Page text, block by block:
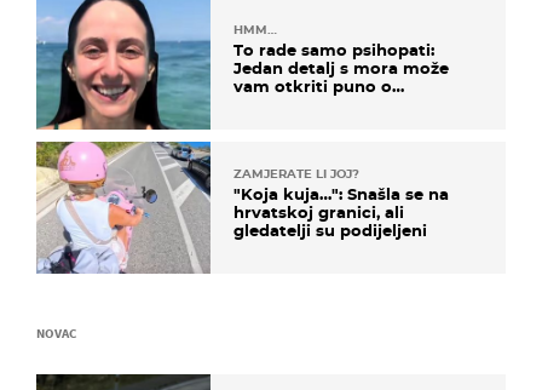
HMM…
To rade samo psihopati:
Jedan detalj s mora može
vam otkriti puno o
ZAMJERATE LI JOJ?
"Koja kuja…": Snašla se na
hrvatskoj granici, ali
gledatelji su podijeljeni
NOVAC